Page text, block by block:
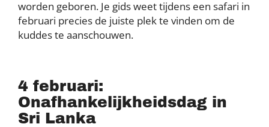
worden geboren. Je gids weet tijdens een safari in
februari precies de juiste plek te vinden om de
kuddes te aanschouwen.
4 februari:
Onafhankelijkheidsdag in
Sri Lanka